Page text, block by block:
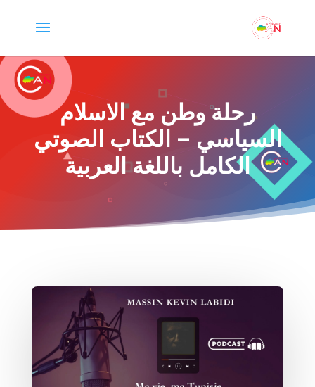
رحلة وطن مع الاسلام
السياسي – الكتاب الصوتي
الكامل باللغة العربية